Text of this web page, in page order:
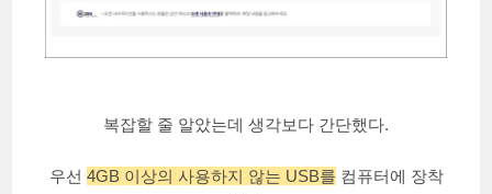
복잡할 줄 알았는데 생각보다 간단했다.
우선 4GB 이상의 사용하지 않는 USB를 컴퓨터에 장착